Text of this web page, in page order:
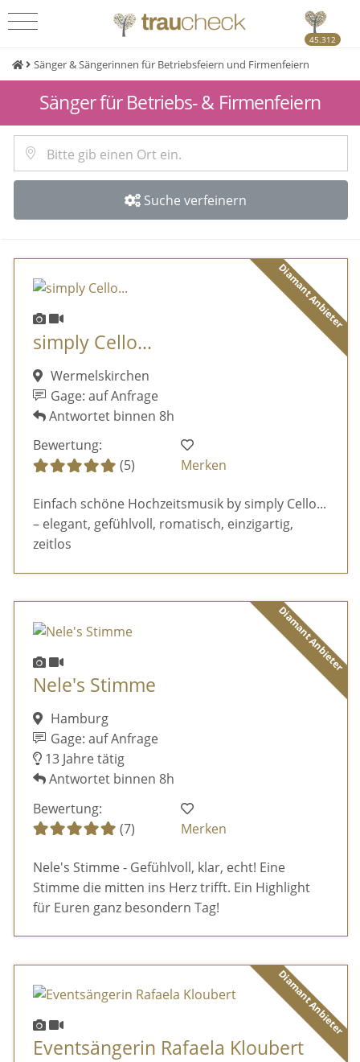
45.312
Sänger & Sängerinnen für Betriebsfeiern und Firmenfeiern
Sänger für Betriebs- & Firmenfeiern
Suche verfeinern
Diamant Anbieter
simply Cello...
Wermelskirchen
Gage: auf Anfrage
Antwortet binnen 8h
Bewertung:
(5)
Merken
Einfach schöne Hochzeitsmusik by simply Cello...
– elegant, gefühlvoll, romatisch, einzigartig,
zeitlos
Diamant Anbieter
Nele's Stimme
Hamburg
Gage: auf Anfrage
13 Jahre tätig
Antwortet binnen 8h
Bewertung:
(7)
Merken
Nele's Stimme - Gefühlvoll, klar, echt! Eine
Stimme die mitten ins Herz trifft. Ein Highlight
für Euren ganz besondern Tag!
Diamant Anbieter
Eventsängerin Rafaela Kloubert